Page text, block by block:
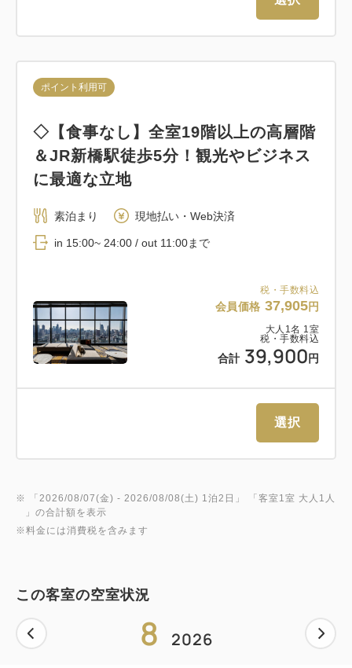
税・手数料込
会員価格 37,905円
大人 1 名 1 室
税・手数料込
合計 39,900 円
ポイント利用可
◇【食事なし】全室19階以上の高層階
＆JR新橋駅徒歩5分！観光やビジネス
に最適な立地
素泊まり 現地払い・Web決済
in 15:00~ 24:00 / out 11:00まで
選択
※ 「 2026/08/07(金) - 2026/08/08(土) 1泊2日 」 「客室1室 大人1人
」の合計額を表示
※料金には消費税を含みます
この客室の空室状況
8 2026